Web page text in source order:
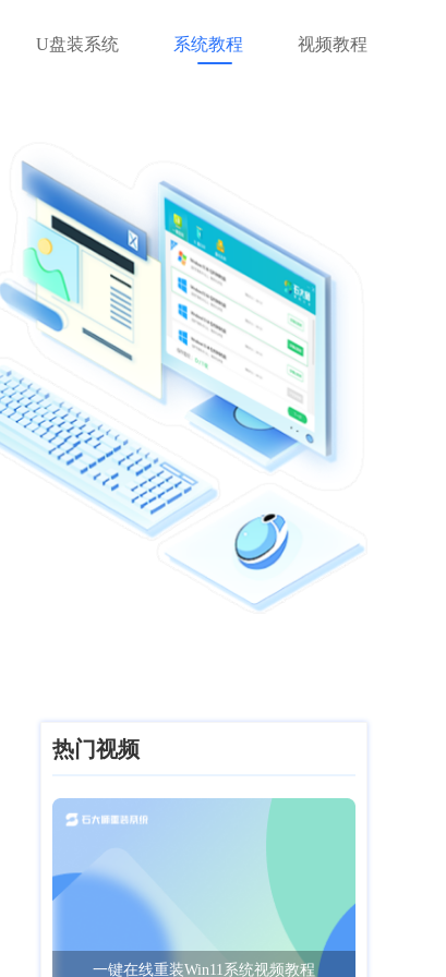
U盘装系统 系统教程 视频教程
热门视频
一键在线重装Win11系统视频教程